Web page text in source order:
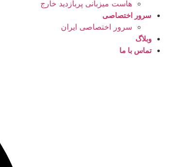
هاست میزبانی پربازدید خارج
سرور اختصاصی
سرور اختصاصی ایران
وبلاگ
تماس با ما